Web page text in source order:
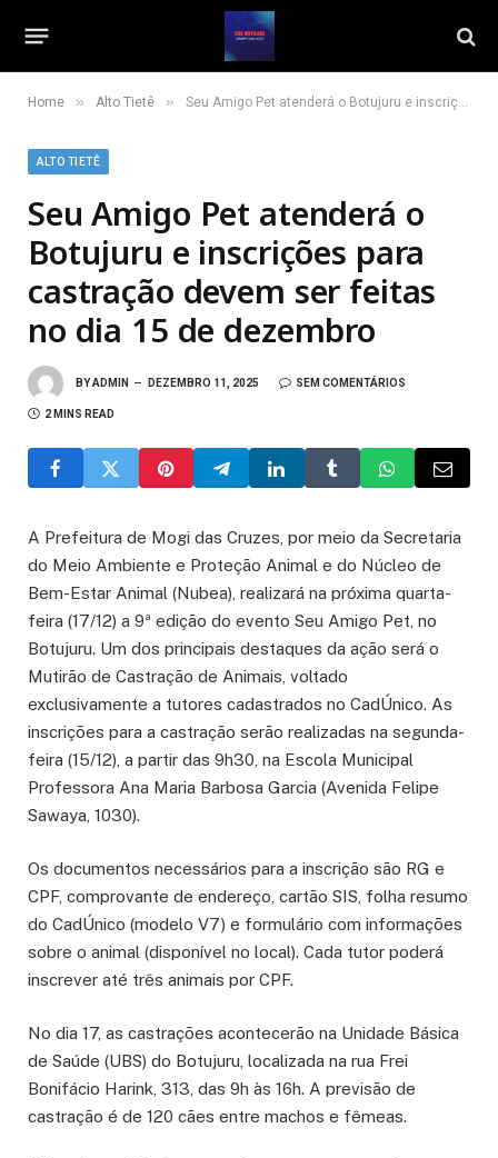
Home » Alto Tietê » Seu Amigo Pet atenderá o Botujuru e inscrições para castração devem ser feitas no dia 15 de dezembro
ALTO TIETÊ
Seu Amigo Pet atenderá o
Botujuru e inscrições para
castração devem ser feitas
no dia 15 de dezembro
BYADMIN DEZEMBRO 11, 2025 SEM COMENTÁRIOS
2 MINS READ
A Prefeitura de Mogi das Cruzes, por meio da Secretaria
do Meio Ambiente e Proteção Animal e do Núcleo de
Bem-Estar Animal (Nubea), realizará na próxima quarta-
feira (17/12) a 9ª edição do evento Seu Amigo Pet, no
Botujuru. Um dos principais destaques da ação será o
Mutirão de Castração de Animais, voltado
exclusivamente a tutores cadastrados no CadÚnico. As
inscrições para a castração serão realizadas na segunda-
feira (15/12), a partir das 9h30, na Escola Municipal
Professora Ana Maria Barbosa Garcia (Avenida Felipe
Sawaya, 1030).
Os documentos necessários para a inscrição são RG e
CPF, comprovante de endereço, cartão SIS, folha resumo
do CadÚnico (modelo V7) e formulário com informações
sobre o animal (disponível no local). Cada tutor poderá
inscrever até três animais por CPF.
No dia 17, as castrações acontecerão na Unidade Básica
de Saúde (UBS) do Botujuru, localizada na rua Frei
Bonifácio Harink, 313, das 9h às 16h. A previsão de
castração é de 120 cães entre machos e fêmeas.